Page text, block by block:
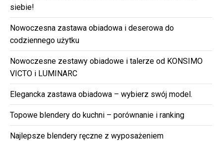
siebie!
Nowoczesna zastawa obiadowa i deserowa do
codziennego użytku
Nowoczesne zestawy obiadowe i talerze od KONSIMO
VICTO i LUMINARC
Elegancka zastawa obiadowa – wybierz swój model.
Topowe blendery do kuchni – porównanie i ranking
Najlepsze blendery ręczne z wyposażeniem